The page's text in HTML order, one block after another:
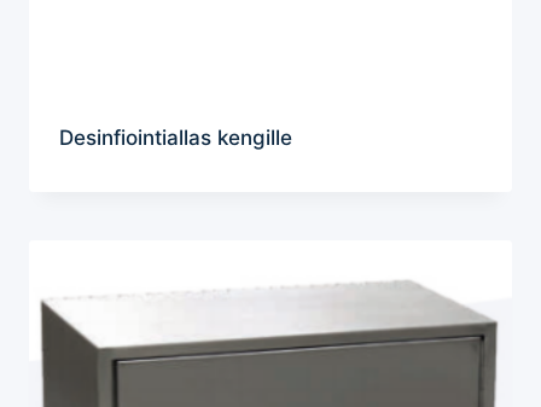
Desinfiointiallas kengille